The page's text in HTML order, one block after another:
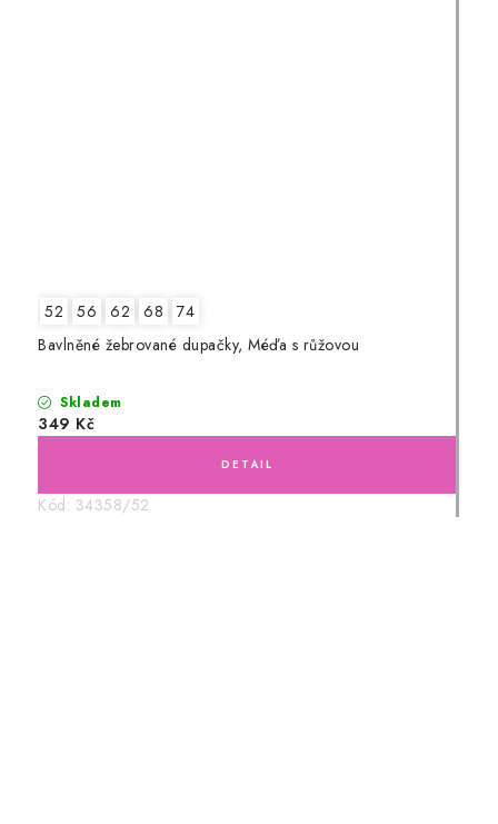
52 56 62 68
74
Bavlněné žebrované dupačky, Méďa s růžovou
Skladem
349 Kč
Kód: 34358/52